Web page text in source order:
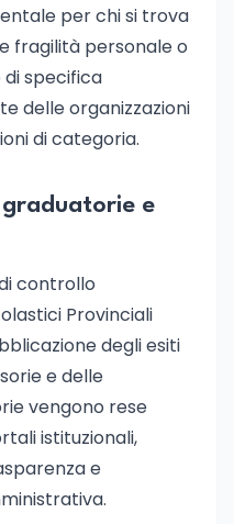
per chi si trova
fragilità personale o
specifica
delle organizzazioni
di categoria.
graduatorie e
controllo
Provinciali
degli esiti
e delle
vengono rese
istituzionali,
e